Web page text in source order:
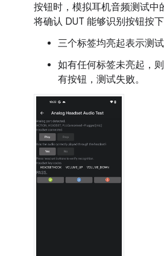
按钮时，模拟耳机音频测试中
将确认 DUT 能够识别按钮按下
三个标签均亮起表示测试
如有任何标签未亮起，
有按钮，测试失败。